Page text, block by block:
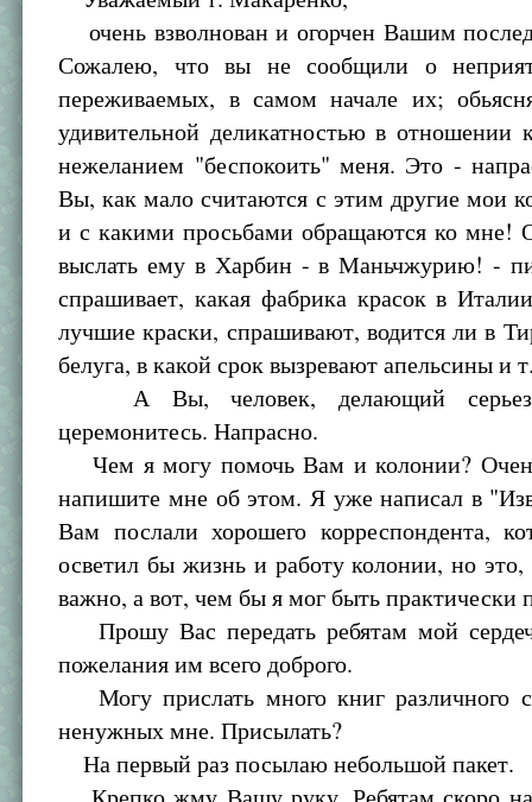
очень взволнован и огорчен Вашим
Сожалею, что вы не сообщили о
переживаемых, в самом начале их;
удивительной деликатностью в
нежеланием "беспокоить" меня. Это -
Вы, как мало считаются с этим другие мои
и с какими просьбами обращаются ко мне!
выслать ему в Харбин - в Маньчжурию! -
спрашивает, какая фабрика красок в
лучшие краски, спрашивают, водится ли в
белуга, в какой срок вызревают апельсины и
А Вы, человек, делающий
церемонитесь. Напрасно.
Чем я могу помочь Вам и колонии?
напишите мне об этом. Я уже написал в
Вам послали хорошего корреспондента,
осветил бы жизнь и работу колонии, но это,
важно, а вот, чем бы я мог быть практически
Прошу Вас передать ребятам мой
пожелания им всего доброго.
Могу прислать много книг различного
ненужных мне. Присылать?
На первый раз посылаю небольшой пакет.